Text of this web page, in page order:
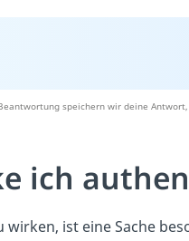
speichern wir deine
ich
wirken, ist eine Sache